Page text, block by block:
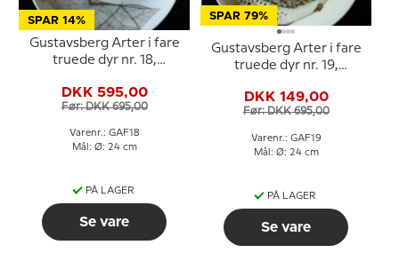
SPAR 14%
Gustavsberg Arter i fare
truede dyr nr. 18,
DKK 595,00
Før: DKK 695,00
Varenr.: GAF18
Mål: Ø: 24 cm
PÅ LAGER
Se vare
SPAR 79%
Gustavsberg Arter i fare
truede dyr nr. 19,
DKK 149,00
Før: DKK 695,00
Varenr.: GAF19
Mål: Ø: 24 cm
PÅ LAGER
Se vare